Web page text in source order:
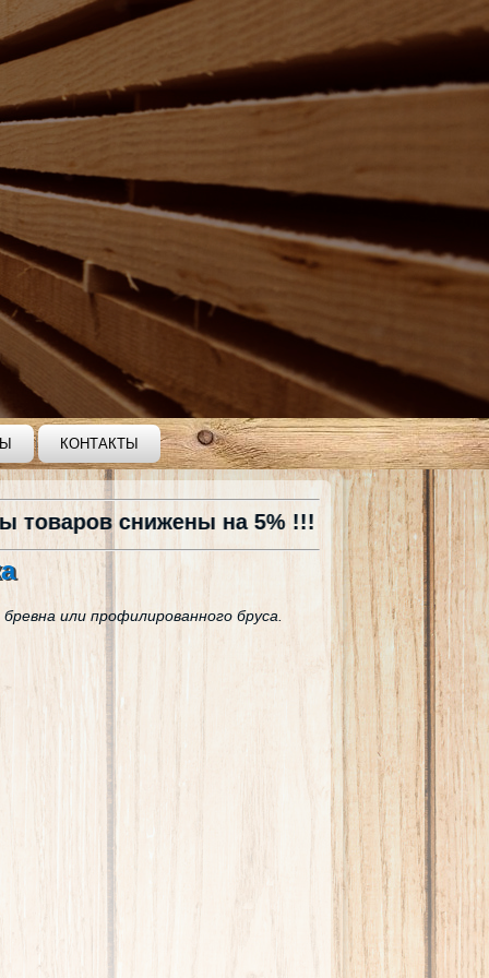
КОНТАКТЫ
5% !!!
или профилированного бруса.